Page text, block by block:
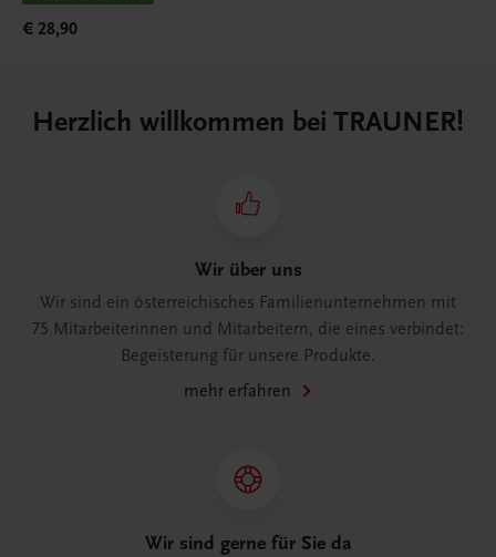
€ 28,90
Herzlich willkommen bei TRAUNER!
Wir über uns
Wir sind ein österreichisches Familienunternehmen mit
75 Mitarbeiterinnen und Mitarbeitern, die eines verbindet:
Begeisterung für unsere Produkte.
mehr erfahren
Wir sind gerne für Sie da